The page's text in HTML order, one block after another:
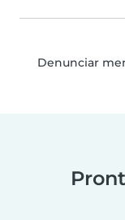
Denunciar